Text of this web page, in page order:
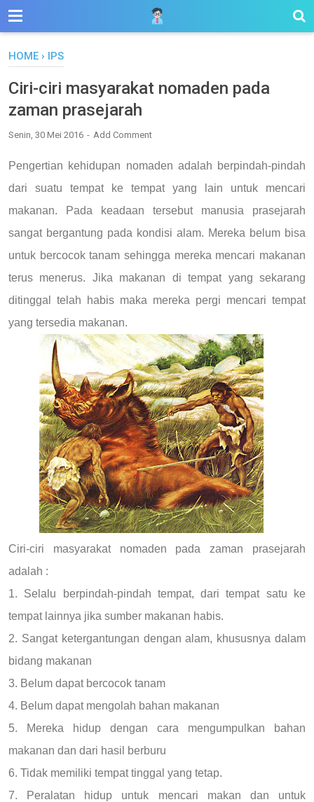
HOME › IPS
Ciri-ciri masyarakat nomaden pada
zaman prasejarah
Senin, 30 Mei 2016 Add Comment
Pengertian kehidupan nomaden adalah berpindah-pindah
dari suatu tempat ke tempat yang lain untuk mencari
makanan. Pada keadaan tersebut manusia prasejarah
sangat bergantung pada kondisi alam. Mereka belum bisa
untuk bercocok tanam sehingga mereka mencari makanan
terus menerus. Jika makanan di tempat yang sekarang
ditinggal telah habis maka mereka pergi mencari tempat
yang tersedia makanan.
Ciri-ciri masyarakat nomaden pada zaman prasejarah
adalah :
1. Selalu berpindah-pindah tempat, dari tempat satu ke
tempat lainnya jika sumber makanan habis.
2. Sangat ketergantungan dengan alam, khususnya dalam
bidang makanan
3. Belum dapat bercocok tanam
4. Belum dapat mengolah bahan makanan
5. Mereka hidup dengan cara mengumpulkan bahan
makanan dan dari hasil berburu
6. Tidak memiliki tempat tinggal yang tetap.
7. Peralatan hidup untuk mencari makan dan untuk